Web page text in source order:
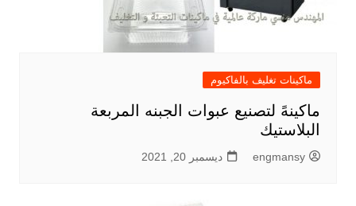
ماكينات تغليف بالفاكيوم
ماكينهً لتصنيع عبوات الجبنه المربعة
البلاستيك
engmansy ديسمبر 20, 2021